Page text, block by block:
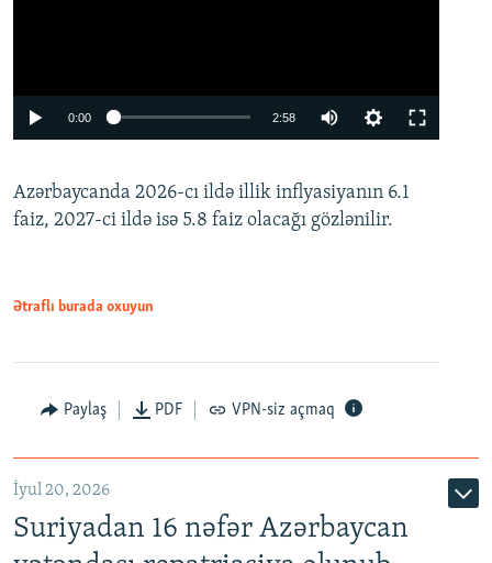
Auto
0:00 2:58
360p
480p
Azərbaycanda 2026-cı ildə illik inflyasiyanın 6.1
faiz, 2027-ci ildə isə 5.8 faiz olacağı gözlənilir.
Ətraflı burada oxuyun
Paylaş PDF VPN-siz açmaq
İyul 20, 2026
Suriyadan 16 nəfər Azərbaycan